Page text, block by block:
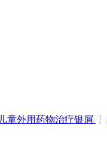
童外用药物治疗银屑 ┆